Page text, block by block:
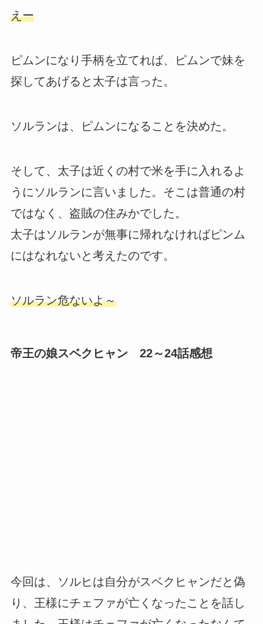
えー
ピムンになり手柄を立てれば、ピムンで妹を
探してあげると太子は言った。
ソルランは、ピムンになることを決めた。
そして、太子は近くの村で米を手に入れるよ
うにソルランに言いました。そこは普通の村
ではなく、盗賊の住みかでした。
太子はソルランが無事に帰れなければピンム
にはなれないと考えたのです。
ソルラン危ないよ～
帝王の娘スベクヒャン 22～24話感想
今回は、ソルヒは自分がスベクヒャンだと偽
り、王様にチェファが亡くなったことを話し